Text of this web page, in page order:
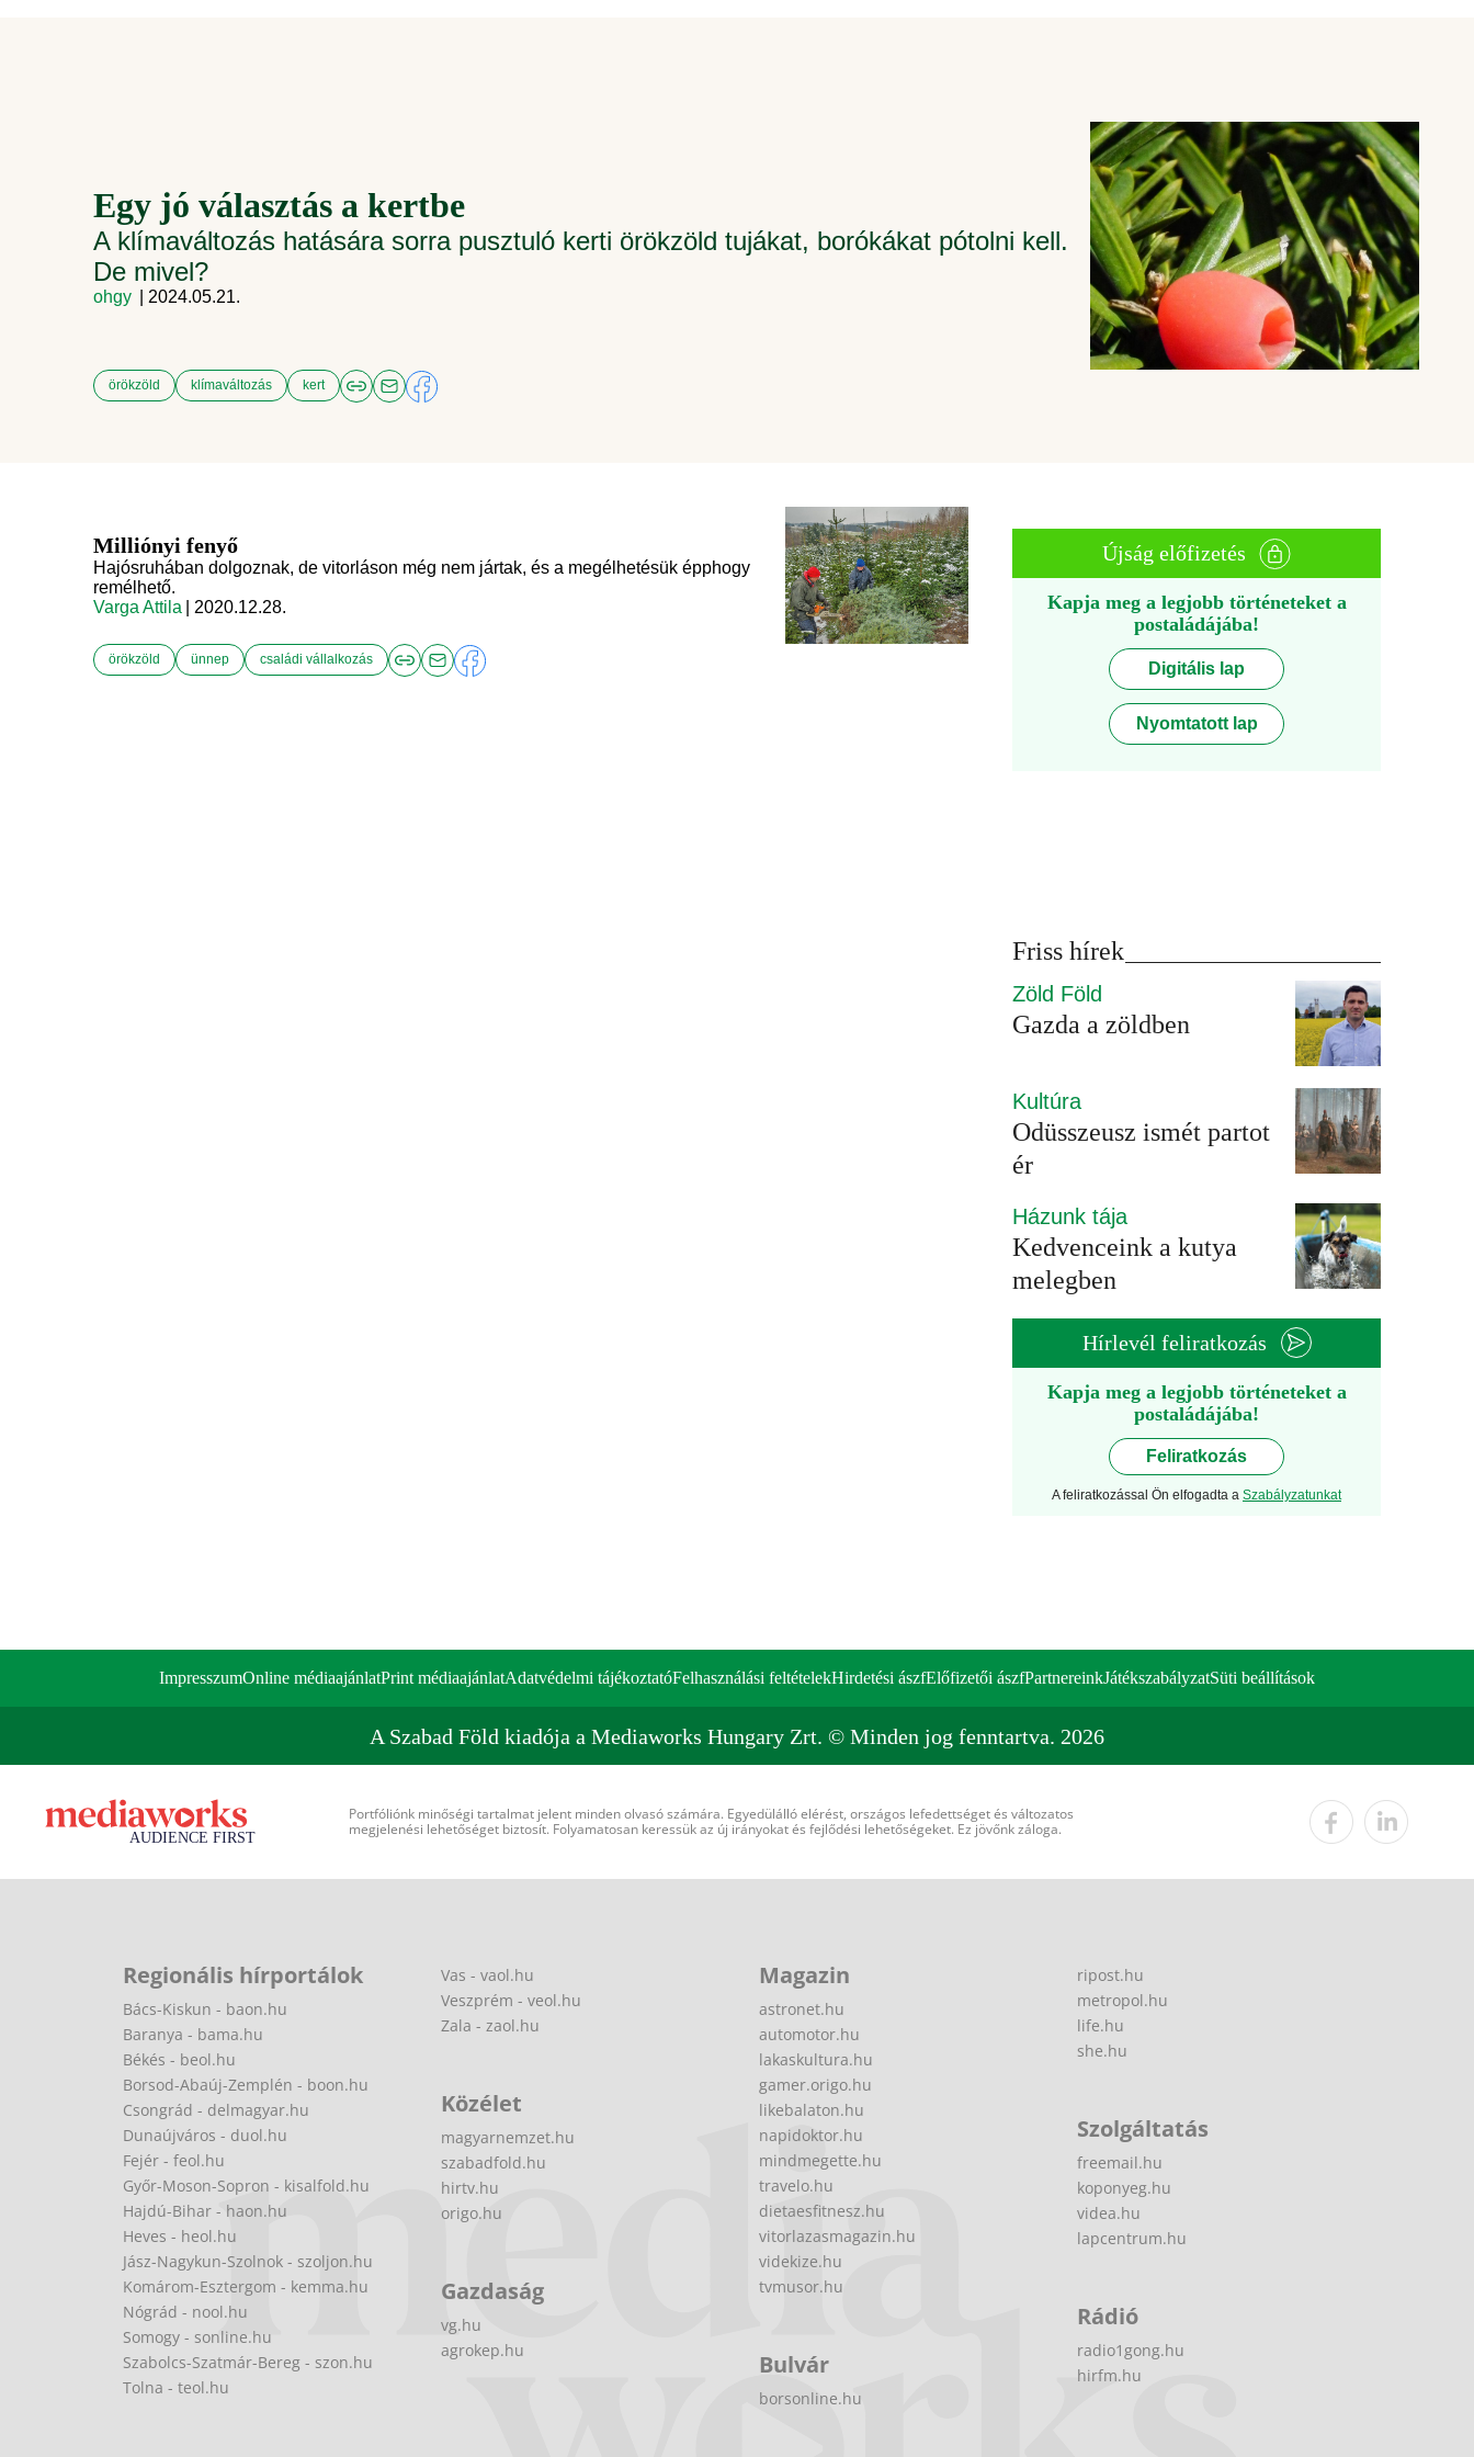
Egy jó választás a kertbe
A klímaváltozás hatására sorra pusztuló kerti örökzöld tujákat, borókákat pótolni kell.
De mivel?
ohgy | 2024.05.21.
örökzöld klímaváltozás kert
Milliónyi fenyő
Hajósruhában dolgoznak, de vitorláson még nem jártak, és a megélhetésük épphogy
remélhető.
Varga Attila
| 2020.12.28.
örökzöld ünnep családi vállalkozás
Újság előfizetés
Kapja meg a legjobb történeteket a
postaládájába!
Digitális lap
Nyomtatott lap
Friss hírek
Zöld Föld
Gazda a zöldben
Kultúra
Odüsszeusz ismét partot
ér
Házunk tája
Kedvenceink a kutya
melegben
Hírlevél feliratkozás
Kapja meg a legjobb történeteket a
postaládájába!
Feliratkozás
A feliratkozással Ön elfogadta a Szabályzatunkat
ImpresszumOnline médiaajánlatPrint médiaajánlatAdatvédelmi tájékoztatóFelhasználási feltételekHirdetési ászfElőfizetői ászfPartnereinkJátékszabályzatSüti beállítások
A Szabad Föld kiadója a Mediaworks Hungary Zrt. © Minden jog fenntartva. 2026
Portfóliónk minőségi tartalmat jelent minden olvasó számára. Egyedülálló elérést, országos lefedettséget és változatos
megjelenési lehetőséget biztosít. Folyamatosan keressük az új irányokat és fejlődési lehetőségeket. Ez jövőnk záloga.
Regionális hírportálok
Bács-Kiskun - baon.hu
Baranya - bama.hu
Békés - beol.hu
Borsod-Abaúj-Zemplén - boon.hu
Csongrád - delmagyar.hu
Dunaújváros - duol.hu
Fejér - feol.hu
Győr-Moson-Sopron - kisalfold.hu
Hajdú-Bihar - haon.hu
Heves - heol.hu
Jász-Nagykun-Szolnok - szoljon.hu
Komárom-Esztergom - kemma.hu
Nógrád - nool.hu
Somogy - sonline.hu
Szabolcs-Szatmár-Bereg - szon.hu
Tolna - teol.hu
Vas - vaol.hu
Veszprém - veol.hu
Zala - zaol.hu
Közélet
magyarnemzet.hu
szabadfold.hu
hirtv.hu
origo.hu
Gazdaság
vg.hu
agrokep.hu
Magazin
astronet.hu
automotor.hu
lakaskultura.hu
gamer.origo.hu
likebalaton.hu
napidoktor.hu
mindmegette.hu
travelo.hu
dietaesfitnesz.hu
vitorlazasmagazin.hu
videkize.hu
tvmusor.hu
Bulvár
borsonline.hu
ripost.hu
metropol.hu
life.hu
she.hu
Szolgáltatás
freemail.hu
koponyeg.hu
videa.hu
lapcentrum.hu
Rádió
radio1gong.hu
hirfm.hu